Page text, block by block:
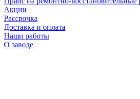
Акции
Рассрочка
Доставка и оплата
Наши работы
О заводе